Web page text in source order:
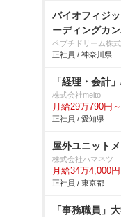
バイオフィジ
ーディングカ
ペプチドリーム株
正社員 / 神奈川県
「経理・会計
株式会社meito
月給29万790円
正社員 / 愛知県
屋外ユニット
株式会社ハマネツ
月給34万4,000
正社員 / 東京都
「事務職員」